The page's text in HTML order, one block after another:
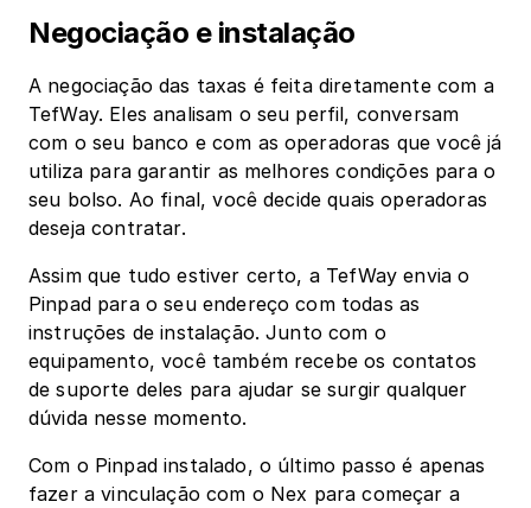
Negociação e instalação
A negociação das taxas é feita diretamente com a
TefWay. Eles analisam o seu perfil, conversam
com o seu banco e com as operadoras que você já
utiliza para garantir as melhores condições para o
seu bolso. Ao final, você decide quais operadoras
deseja contratar.
Assim que tudo estiver certo, a TefWay envia o
Pinpad para o seu endereço com todas as
instruções de instalação. Junto com o
equipamento, você também recebe os contatos
de suporte deles para ajudar se surgir qualquer
dúvida nesse momento.
Com o Pinpad instalado, o último passo é apenas
fazer a vinculação com o Nex para começar a